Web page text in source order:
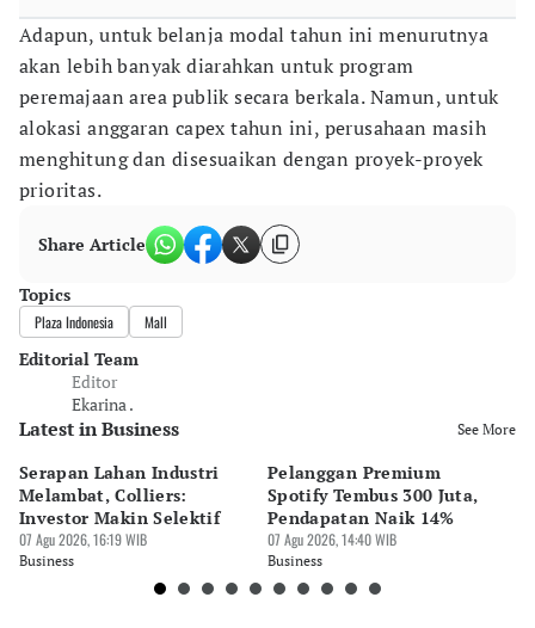
Adapun, untuk belanja modal tahun ini menurutnya
akan lebih banyak diarahkan untuk program
peremajaan area publik secara berkala. Namun, untuk
alokasi anggaran capex tahun ini, perusahaan masih
menghitung dan disesuaikan dengan proyek-proyek
prioritas.
Share Article
Topics
Plaza Indonesia Mall
Editorial Team
Editor
Ekarina .
Latest in Business See More
Serapan Lahan Industri
Melambat, Colliers:
Investor Makin Selektif
07 Agu 2026, 16:19 WIB
Business
Pelanggan Premium
Spotify Tembus 300 Juta,
Pendapatan Naik 14%
07 Agu 2026, 14:40 WIB
Business